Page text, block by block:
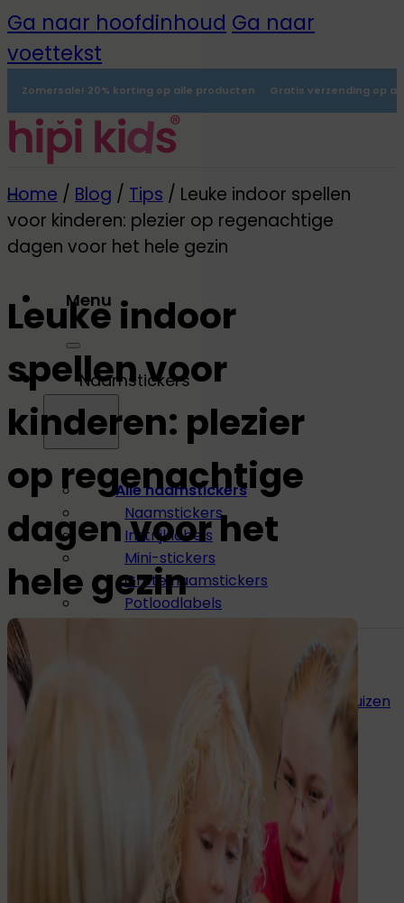
Ga naar hoofdinhoud Ga naar
voettekst
Zomersale! 20% korting op alle producten Gratis verzending op
Menu
Naamstickers
Alle naamstickers
Naamstickers
Instrijklabels
Mini-stickers
Grote naamstickers
Potloodlabels
Naamstickers voor gereedschap
Naamstickers voor verzorgingshuizen
Home / Blog / Tips / Leuke indoor spellen
voor kinderen: plezier op regenachtige
dagen voor het hele gezin
Leuke indoor
spellen voor
kinderen: plezier
op regenachtige
dagen voor het
hele gezin